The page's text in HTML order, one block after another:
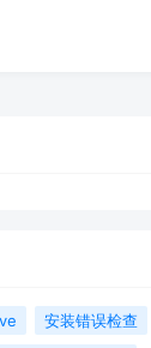
安装错误检查